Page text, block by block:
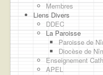
Membres
Liens Divers
DDEC
La Paroisse
Paroisse de
Diocèse de
Enseignement
APEL